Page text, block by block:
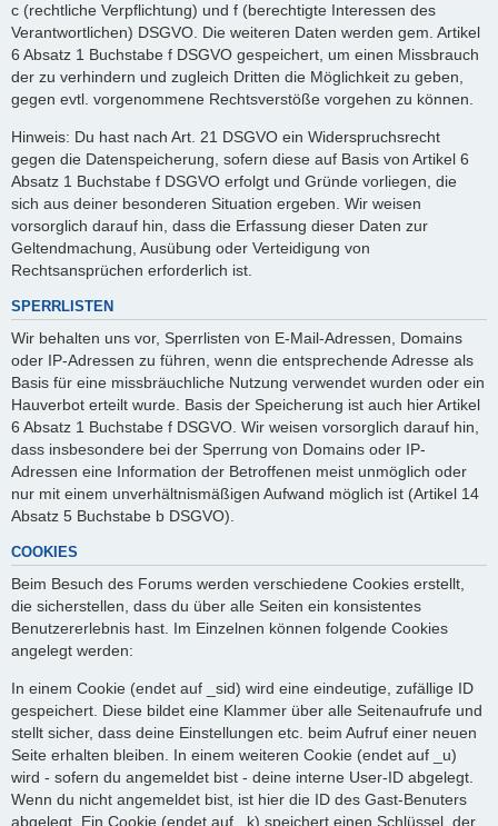
c (rechtliche Verpflichtung) und f (berechtigte Interessen des
Verantwortlichen) DSGVO. Die weiteren Daten werden gem. Artikel
6 Absatz 1 Buchstabe f DSGVO gespeichert, um einen Missbrauch
der zu verhindern und zugleich Dritten die Möglichkeit zu geben,
gegen evtl. vorgenommene Rechtsverstöße vorgehen zu können.
Hinweis: Du hast nach Art. 21 DSGVO ein Widerspruchsrecht
gegen die Datenspeicherung, sofern diese auf Basis von Artikel 6
Absatz 1 Buchstabe f DSGVO erfolgt und Gründe vorliegen, die
sich aus deiner besonderen Situation ergeben. Wir weisen
vorsorglich darauf hin, dass die Erfassung dieser Daten zur
Geltendmachung, Ausübung oder Verteidigung von
Rechtsansprüchen erforderlich ist.
SPERRLISTEN
Wir behalten uns vor, Sperrlisten von E-Mail-Adressen, Domains
oder IP-Adressen zu führen, wenn die entsprechende Adresse als
Basis für eine missbräuchliche Nutzung verwendet wurden oder ein
Hauverbot erteilt wurde. Basis der Speicherung ist auch hier Artikel
6 Absatz 1 Buchstabe f DSGVO. Wir weisen vorsorglich darauf hin,
dass insbesondere bei der Sperrung von Domains oder IP-
Adressen eine Information der Betroffenen meist unmöglich oder
nur mit einem unverhältnismäßigen Aufwand möglich ist (Artikel 14
Absatz 5 Buchstabe b DSGVO).
COOKIES
Beim Besuch des Forums werden verschiedene Cookies erstellt,
die sicherstellen, dass du über alle Seiten ein konsistentes
Benutzererlebnis hast. Im Einzelnen können folgende Cookies
angelegt werden:
In einem Cookie (endet auf _sid) wird eine eindeutige, zufällige ID
gespeichert. Diese bildet eine Klammer über alle Seitenaufrufe und
stellt sicher, dass deine Einstellungen etc. beim Aufruf einer neuen
Seite erhalten bleiben. In einem weiteren Cookie (endet auf _u)
wird - sofern du angemeldet bist - deine interne User-ID abgelegt.
Wenn du nicht angemeldet bist, ist hier die ID des Gast-Benuters
abgelegt. Ein Cookie (endet auf _k) speichert einen Schlüssel, der